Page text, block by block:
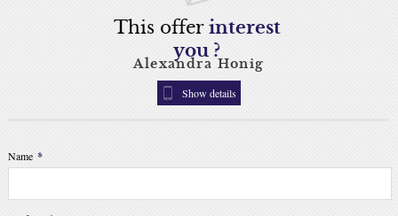
This offerinterest
you ?
Alexandra Honig
Show details
Name *